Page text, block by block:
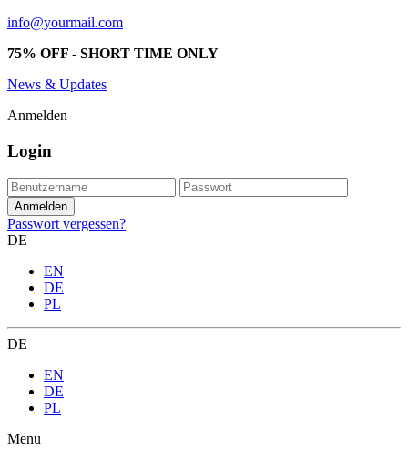
info@yourmail.com
75% OFF - SHORT TIME ONLY
News & Updates
Anmelden
Login
Passwort vergessen?
DE
EN
DE
PL
DE
EN
DE
PL
Menu